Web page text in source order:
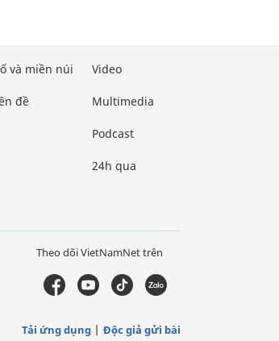
và miền núi
đề
Video
Multimedia
Podcast
24h qua
Theo dõi VietNamNet trên
Tải ứng dụng Độc giả gửi bài